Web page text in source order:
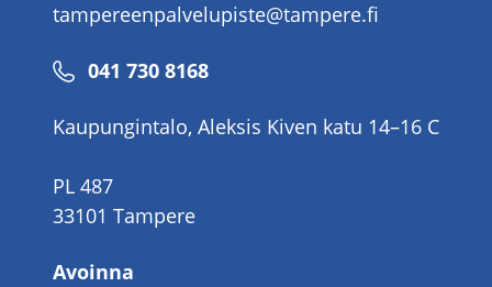
tampereenpalvelupiste@tampere.fi
Puhelinnumero
041 730 8168
Kaupungintalo, Aleksis Kiven katu 14–16 C
PL 487
33101 Tampere
Avoinna